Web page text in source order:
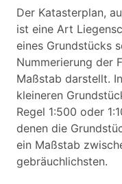
Der Katasterplan,
ist eine Art
eines Grundstücks
Nummerierung der
Maßstab darstellt.
kleineren
Regel 1:500 oder
denen die
ein Maßstab
gebräuchlichsten.